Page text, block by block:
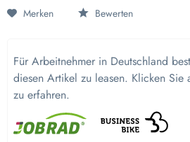
Merken Bewerten
Für Arbeitnehmer in Deutschland
diesen Artikel zu leasen. Klicken Sie
zu erfahren.